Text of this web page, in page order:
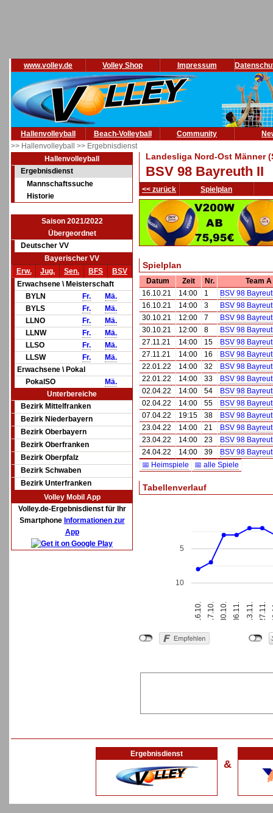
www.volley.de Volley Shop Impressum
Hallenvolleyball Beach-Volleyball Community
>> Hallenvolleyball >> Ergebnisdienst
Hallenvolleyball
Ergebnisdienst
Mannschaftssuche
Historie
Saison 2021/2022
Übergeordnet
Deutscher VV
Bayerischer VV
Erw.
Jug. Sen. BFS
BSV
Erwachsene \ Meisterschaft
BYLN
Fr.
Mä.
BYLS
Fr.
Mä.
LLNO
Fr.
Mä.
LLNW
Fr.
Mä.
LLSO
Fr.
Mä.
LLSW
Fr.
Mä.
Erwachsene \ Pokal
PokalSO
Mä.
Unterbereiche
Bezirk Mittelfranken
Bezirk Niederbayern
Bezirk Oberbayern
Bezirk Oberfranken
Bezirk Oberpfalz
Bezirk Schwaben
Bezirk Unterfranken
Volley Mobil App
Volley.de-Ergebnisdienst für Ihr
Smartphone Informationen zur
App
Landesliga Nord-Ost Männer
BSV 98 Bayreuth II
<< zurück Spielplan
Spielplan
Datum Zeit Nr.
Team A
16.10.21
14:00 1
BSV 98
16.10.21
14:00 3
BSV 98
30.10.21
12:00 7
BSV 98
30.10.21
12:00 8
BSV 98
27.11.21
14:00 15
BSV 98
27.11.21
14:00 16
BSV 98
22.01.22
14:00 32
BSV 98
22.01.22
14:00 33
BSV 98
02.04.22
14:00 54
BSV 98
02.04.22
14:00 55
BSV 98
07.04.22
19:15 38
BSV 98
23.04.22
14:00 21
BSV 98
23.04.22
14:00 23
BSV 98
24.04.22
14:00 39
BSV 98
📅 Heimspiele
📅 alle Spiele
Tabellenverlauf
16.10. 17.10. 30.10. 06.11. 13.11. 27.11.
5
10
Ergebnisdienst
&